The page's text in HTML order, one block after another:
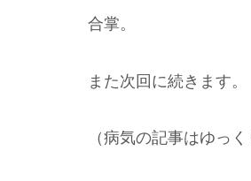
合掌。
また次回に続きます。
（病気の記事はゆっく